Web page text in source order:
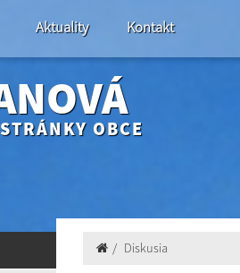
Aktuality Kontakt
OBCE
Diskusia